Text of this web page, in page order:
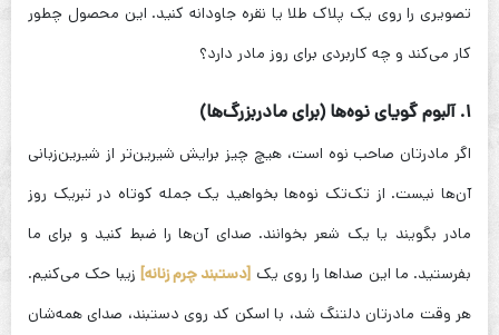
تصویری را روی یک پلاک طلا یا نقره جاودانه کنید. این محصول چطور
کار می‌کند و چه کاربردی برای روز مادر دارد؟
۱. آلبوم گویای نوه‌ها (برای مادربزرگ‌ها)
اگر مادرتان صاحب نوه است، هیچ چیز برایش شیرین‌تر از شیرین‌زبانی
آن‌ها نیست. از تک‌تک نوه‌ها بخواهید یک جمله کوتاه در تبریک روز
مادر بگویند یا یک شعر بخوانند. صدای آن‌ها را ضبط کنید و برای ما
بفرستید. ما این صداها را روی یک [دستبند چرم زنانه] زیبا حک می‌کنیم.
هر وقت مادرتان دلتنگ شد، با اسکن کد روی دستبند، صدای همه‌شان